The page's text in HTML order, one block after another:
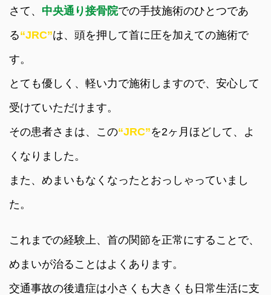
さて、 中央通り接骨院での手技施術のひとつであ
る“JRC”は、頭を押して首に圧を加えての施術で
す。
とても優しく、軽い力で施術しますので、安心して
受けていただけます。
その患者さまは、この“JRC”を2ヶ月ほどして、よ
くなりました。
また、めまいもなくなったとおっしゃっていまし
た。
これまでの経験上、首の関節を正常にすることで、
めまいが治ることはよくあります。
交通事故の後遺症は小さくも大きくも日常生活に支